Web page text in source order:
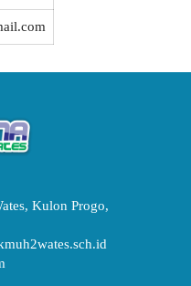
Kulon Progo,